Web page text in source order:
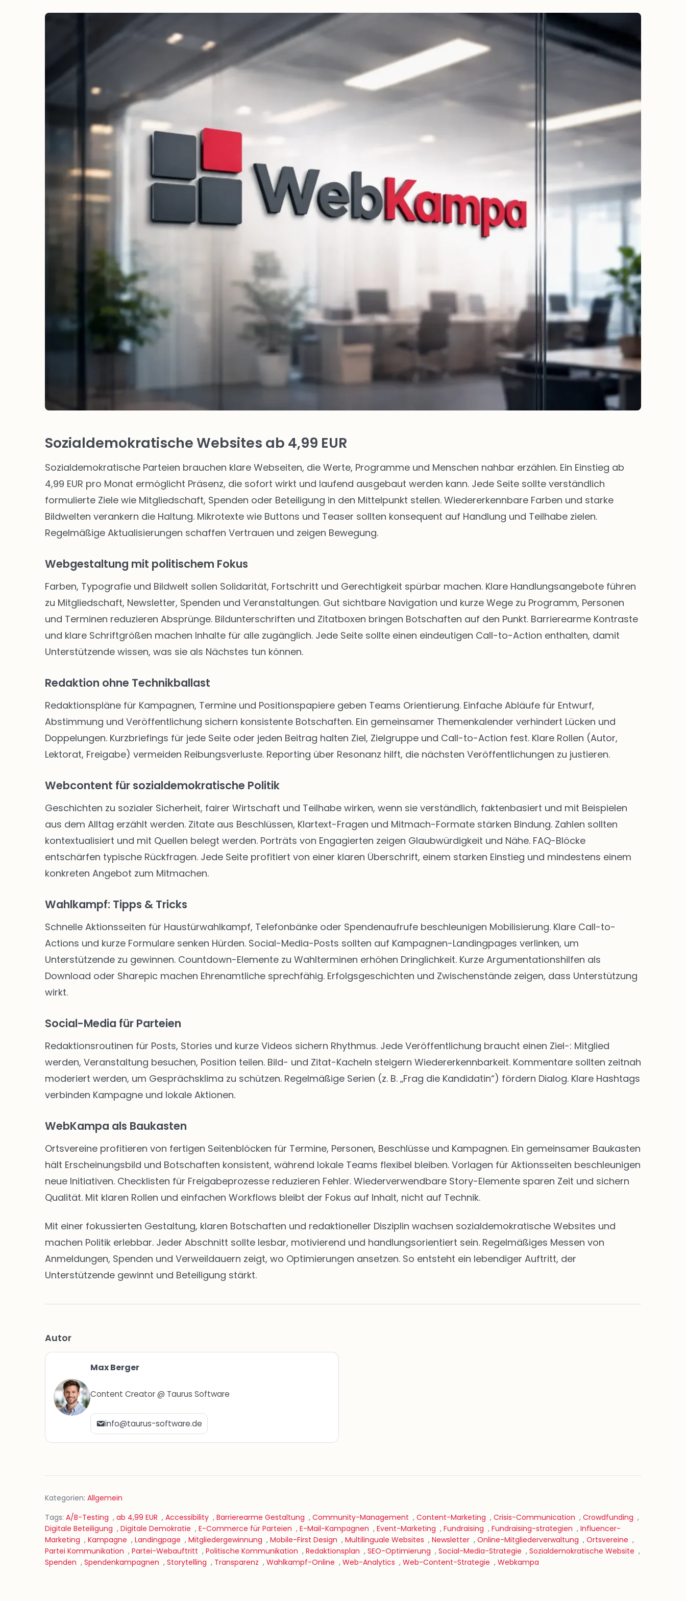
Wahlkampf auf Facebook
Reichweite & Community über
alle Altersgruppen
Sozialdemokratische Websites ab 4,99 EUR
Sozialdemokratische Parteien brauchen klare Webseiten, die Werte, Programme und Menschen nahbar erzählen. Ein Einstieg ab
4,99 EUR pro Monat ermöglicht Präsenz, die sofort wirkt und laufend ausgebaut werden kann. Jede Seite sollte verständlich
formulierte Ziele wie Mitgliedschaft, Spenden oder Beteiligung in den Mittelpunkt stellen. Wiedererkennbare Farben und starke
Bildwelten verankern die Haltung. Mikrotexte wie Buttons und Teaser sollten konsequent auf Handlung und Teilhabe zielen.
Regelmäßige Aktualisierungen schaffen Vertrauen und zeigen Bewegung.
Webgestaltung mit politischem Fokus
Farben, Typografie und Bildwelt sollen Solidarität, Fortschritt und Gerechtigkeit spürbar machen. Klare Handlungsangebote führen
zu Mitgliedschaft, Newsletter, Spenden und Veranstaltungen. Gut sichtbare Navigation und kurze Wege zu Programm, Personen
und Terminen reduzieren Absprünge. Bildunterschriften und Zitatboxen bringen Botschaften auf den Punkt. Barrierearme Kontraste
und klare Schriftgrößen machen Inhalte für alle zugänglich. Jede Seite sollte einen eindeutigen Call-to-Action enthalten, damit
Unterstützende wissen, was sie als Nächstes tun können.
Redaktion ohne Technikballast
Redaktionspläne für Kampagnen, Termine und Positionspapiere geben Teams Orientierung. Einfache Abläufe für Entwurf,
Abstimmung und Veröffentlichung sichern konsistente Botschaften. Ein gemeinsamer Themenkalender verhindert Lücken und
Doppelungen. Kurzbriefings für jede Seite oder jeden Beitrag halten Ziel, Zielgruppe und Call-to-Action fest. Klare Rollen (Autor,
Lektorat, Freigabe) vermeiden Reibungsverluste. Reporting über Resonanz hilft, die nächsten Veröffentlichungen zu justieren.
Webcontent für sozialdemokratische Politik
Geschichten zu sozialer Sicherheit, fairer Wirtschaft und Teilhabe wirken, wenn sie verständlich, faktenbasiert und mit Beispielen
aus dem Alltag erzählt werden. Zitate aus Beschlüssen, Klartext-Fragen und Mitmach-Formate stärken Bindung. Zahlen sollten
kontextualisiert und mit Quellen belegt werden. Porträts von Engagierten zeigen Glaubwürdigkeit und Nähe. FAQ-Blöcke
entschärfen typische Rückfragen. Jede Seite profitiert von einer klaren Überschrift, einem starken Einstieg und mindestens einem
konkreten Angebot zum Mitmachen.
Wahlkampf: Tipps & Tricks
Schnelle Aktionsseiten für Haustürwahlkampf, Telefonbänke oder Spendenaufrufe beschleunigen Mobilisierung. Klare Call-to-
Actions und kurze Formulare senken Hürden. Social-Media-Posts sollten auf Kampagnen-Landingpages verlinken, um
Unterstützende zu gewinnen. Countdown-Elemente zu Wahlterminen erhöhen Dringlichkeit. Kurze Argumentationshilfen als
Download oder Sharepic machen Ehrenamtliche sprechfähig. Erfolgsgeschichten und Zwischenstände zeigen, dass Unterstützung
wirkt.
Social-Media für Parteien
Redaktionsroutinen für Posts, Stories und kurze Videos sichern Rhythmus. Jede Veröffentlichung braucht einen Ziel-: Mitglied
werden, Veranstaltung besuchen, Position teilen. Bild- und Zitat-Kacheln steigern Wiedererkennbarkeit. Kommentare sollten zeitnah
moderiert werden, um Gesprächsklima zu schützen. Regelmäßige Serien (z. B. „Frag die Kandidatin“) fördern Dialog. Klare Hashtags
verbinden Kampagne und lokale Aktionen.
WebKampa als Baukasten
Ortsvereine profitieren von fertigen Seitenblöcken für Termine, Personen, Beschlüsse und Kampagnen. Ein gemeinsamer Baukasten
hält Erscheinungsbild und Botschaften konsistent, während lokale Teams flexibel bleiben. Vorlagen für Aktionsseiten beschleunigen
neue Initiativen. Checklisten für Freigabeprozesse reduzieren Fehler. Wiederverwendbare Story-Elemente sparen Zeit und sichern
Qualität. Mit klaren Rollen und einfachen Workflows bleibt der Fokus auf Inhalt, nicht auf Technik.
Mit einer fokussierten Gestaltung, klaren Botschaften und redaktioneller Disziplin wachsen sozialdemokratische Websites und
machen Politik erlebbar. Jeder Abschnitt sollte lesbar, motivierend und handlungsorientiert sein. Regelmäßiges Messen von
Anmeldungen, Spenden und Verweildauern zeigt, wo Optimierungen ansetzen. So entsteht ein lebendiger Auftritt, der
Unterstützende gewinnt und Beteiligung stärkt.
Autor
Max Berger
Content Creator @ Taurus Software
info@taurus-software.de
Kategorien: Allgemein
Tags: A/B-Testing , ab 4,99 EUR , Accessibility , Barrierearme Gestaltung , Community-Management , Content-Marketing , Crisis-Communication , Crowdfunding ,
Digitale Beteiligung , Digitale Demokratie , E-Commerce für Parteien , E-Mail-Kampagnen , Event-Marketing , Fundraising , Fundraising-strategien , Influencer-
Marketing , Kampagne , Landingpage , Mitgliedergewinnung , Mobile-First Design , Multilinguale Websites , Newsletter , Online-Mitgliederverwaltung , Ortsvereine ,
Partei Kommunikation , Partei-Webauftritt , Politische Kommunikation , Redaktionsplan , SEO-Optimierung , Social-Media-Strategie , Sozialdemokratische Website ,
Spenden , Spendenkampagnen , Storytelling , Transparenz , Wahlkampf-Online , Web-Analytics , Web-Content-Strategie , Webkampa